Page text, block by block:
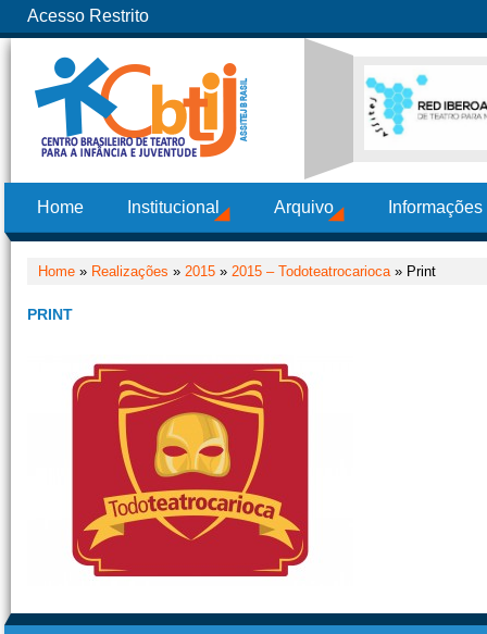
Acesso Restrito
Home Institucional Arquivo
Home » Realizações » 2015 » 2015 – Todoteatrocarioca» Print
PRINT